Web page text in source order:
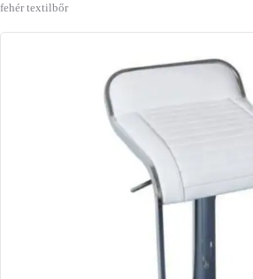
fehér textilbőr